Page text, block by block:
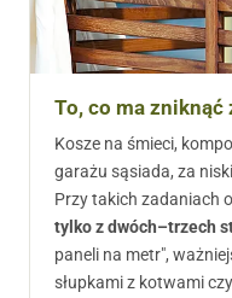
To, co ma zniknąć
Kosze na śmieci,
garażu sąsiada, za
Przy takich zadaniach
tylko z dwóch–trzech
paneli na metr",
słupkami z kotwami